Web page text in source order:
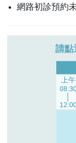
網路初診預約